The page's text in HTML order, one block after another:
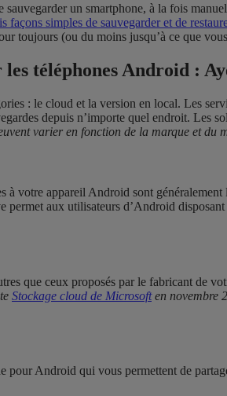
sauvegarder un smartphone, à la fois
façons simples de sauvegarder et de
toujours (ou du moins jusqu’à ce que
téléphones Android :
: le cloud et la version en local. Les
depuis n’importe quel endroit. Les
varier en fonction de la marque et du
à votre appareil Android sont
aux utilisateurs d’Android
que ceux proposés par le fabricant de
Stockage cloud de Microsoften novembre
pour Android qui vous permettent de